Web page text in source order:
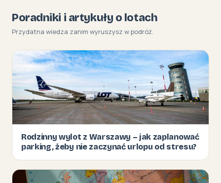
Poradniki i artykuły o lotach
Przydatna wiedza zanim wyruszysz w podróż.
Rodzinny wylot z Warszawy – jak zaplanować
parking, żeby nie zaczynać urlopu od stresu?